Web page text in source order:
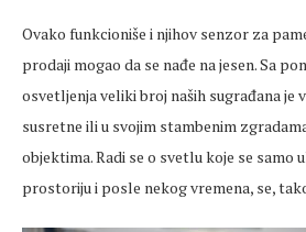
Ovako funkcioniše i njihov senzor za
prodaji mogao da se nađe na jesen. Sa
osvetljenja veliki broj naših sugrađana je
susretne ili u svojim stambenim
objektima. Radi se o svetlu koje se samo
prostoriju i posle nekog vremena, se,